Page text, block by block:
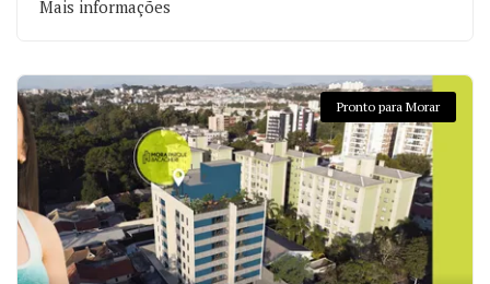
Mais informações
Pronto para Morar